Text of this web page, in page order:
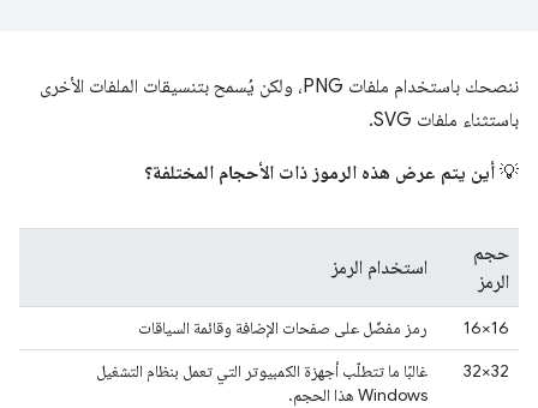
ننصحك باستخدام ملفات PNG، ولكن يُسمح بتنسيقات الملفات الأخرى
باستثناء ملفات SVG.
💡 أين يتم عرض هذه الرموز ذات الأحجام المختلفة؟
حجم
الرمز
استخدام الرمز
16×16
رمز مفضّل على صفحات الإضافة وقائمة السياقات
32×32
غالبًا ما تتطلّب أجهزة الكمبيوتر التي تعمل بنظام التشغيل
Windows هذا الحجم.